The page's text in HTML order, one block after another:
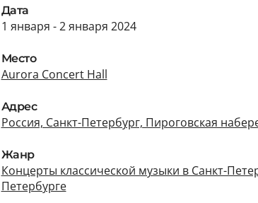
Дата
1 января - 2 января 2024
Место
Aurora Concert Hall
Адрес
Россия, Санкт-Петербург, Пироговская
Жанр
Концерты классической музыки в Санкт-
Петербурге